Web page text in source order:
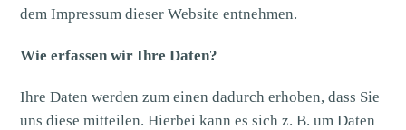
dem Impressum dieser Website entnehmen.
Wie erfassen wir Ihre Daten?
Ihre Daten werden zum einen dadurch erhoben, dass Sie
uns diese mitteilen. Hierbei kann es sich z. B. um Daten